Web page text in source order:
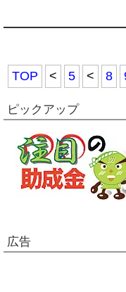
TOP < 5 < 8
ピックアップ
広告